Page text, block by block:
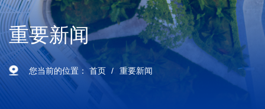
重要新闻
您当前的位置： 首页 重要新闻